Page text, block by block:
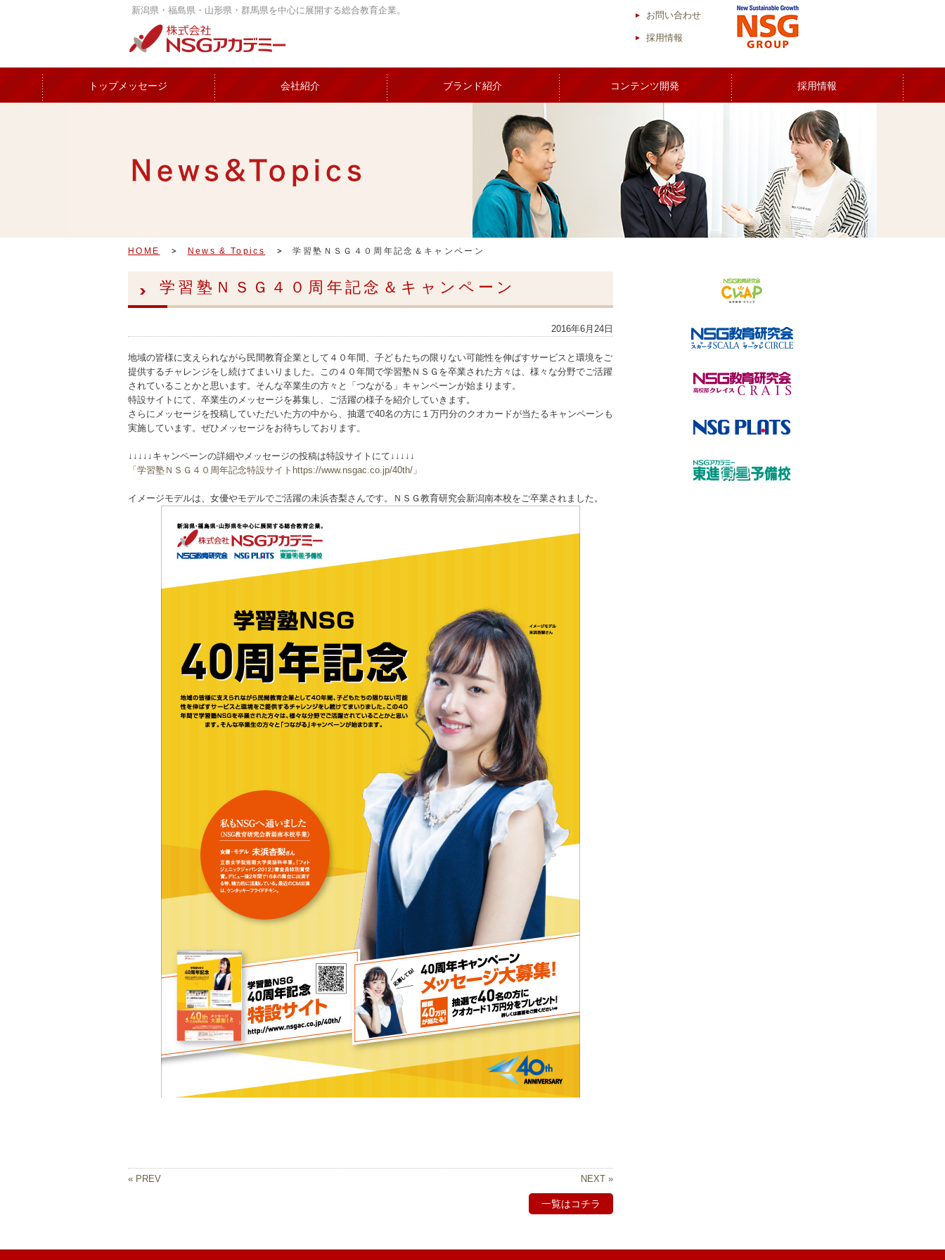
新潟県・福島県・山形県・群馬県を中心に展開する総合教育企業。 お問い合わせ
採用情報
トップメッセージ 会社紹介 ブランド紹介 コンテンツ開発 採用情報
HOME News & Topics 学習塾ＮＳＧ４０周年記念＆キャンペーン
学習塾ＮＳＧ４０周年記念＆キャンペーン
2016年6月24日
地域の皆様に支えられながら民間教育企業として４０年間、子どもたちの限りない可能性を伸ばすサービスと環境をご
提供するチャレンジをし続けてまいりました。この４０年間で学習塾ＮＳＧを卒業された方々は、様々な分野でご活躍
されていることかと思います。そんな卒業生の方々と「つながる」キャンペーンが始まります。
特設サイトにて、卒業生のメッセージを募集し、ご活躍の様子を紹介していきます。
さらにメッセージを投稿していただいた方の中から、抽選で40名の方に１万円分のクオカードが当たるキャンペーンも
実施しています。ぜひメッセージをお待ちしております。
↓↓↓↓↓キャンペーンの詳細やメッセージの投稿は特設サイトにて↓↓↓↓↓
「学習塾ＮＳＧ４０周年記念特設サイトhttps://www.nsgac.co.jp/40th/」
イメージモデルは、女優やモデルでご活躍の未浜杏梨さんです。ＮＳＧ教育研究会新潟南本校をご卒業されました。
« PREV NEXT »
一覧はコチラ